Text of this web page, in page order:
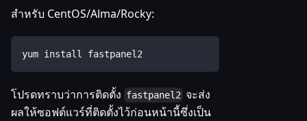
สำหรับ CentOS/Alma/Rocky:
yum install fastpanel2
โปรดทราบว่าการติดตั้ง fastpanel2 จะส่ง
ผลให้ซอฟต์แวร์ที่ติดตั้งไว้ก่อนหน้านี้ซึ่งเป็น